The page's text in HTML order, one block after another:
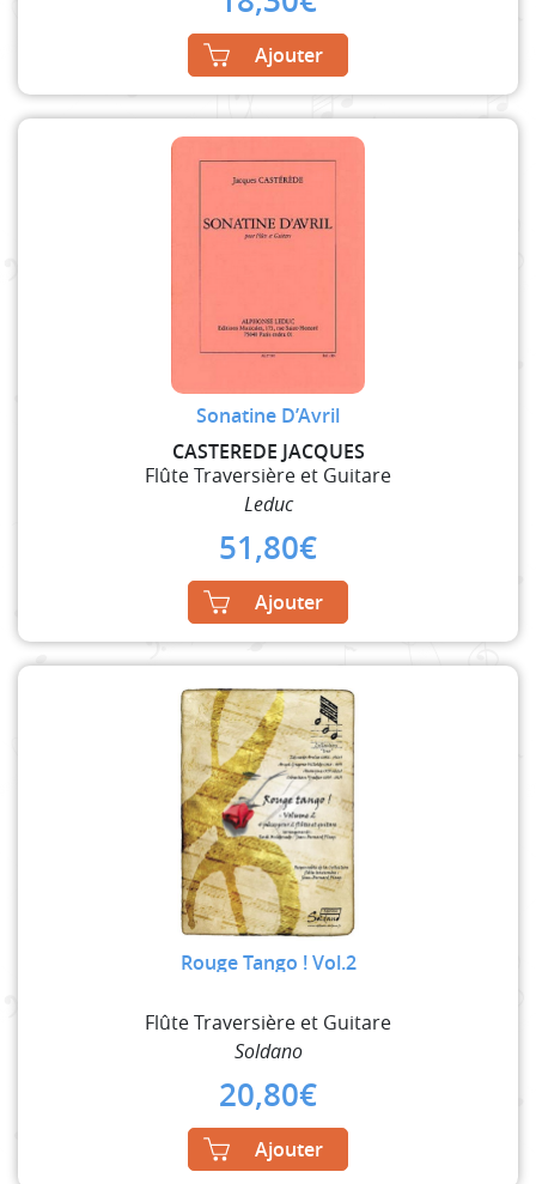
Ajouter
Sonatine D’Avril
CASTEREDE JACQUES
Flûte Traversière et Guitare
Leduc
51,80€
Ajouter
Rouge Tango ! Vol.2
Flûte Traversière et Guitare
Soldano
20,80€
Ajouter